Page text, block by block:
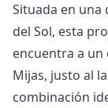
Situada en una
del Sol, esta
encuentra a un
Mijas, justo al
combinación